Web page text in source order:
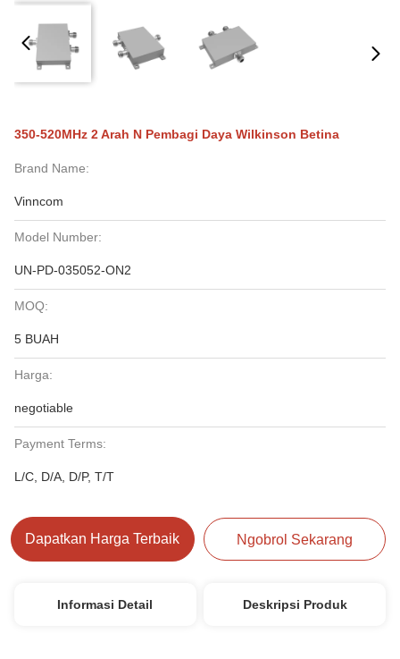
350-520MHz 2 Arah N Pembagi Daya Wilkinson Betina
Brand Name:
Vinncom
Model Number:
UN-PD-035052-ON2
MOQ:
5 BUAH
Harga:
negotiable
Payment Terms:
L/C, D/A, D/P, T/T
Dapatkan Harga Terbaik Ngobrol Sekarang
Informasi Detail Deskripsi Produk